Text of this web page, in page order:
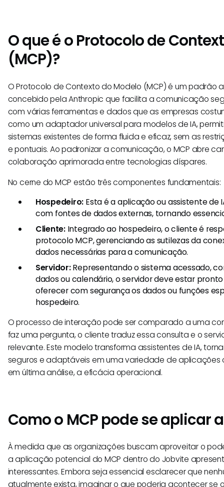
O que é o Protocolo de
(MCP)?
O Protocolo de Contexto do Modelo (MCP) é um padrão
concebido pela Anthropic que facilita a comunicação
com várias ferramentas e dados que as empresas
como um adaptador universal para modelos de IA,
sistemas existentes de forma fluida e eficaz, sem as
e pontuais. Ao padronizar a comunicação, o MCP abre
colaboração aprimorada entre tecnologias díspares.
No cerne do MCP estão três componentes fundamentais:
Hospedeiro: Esta é a aplicação ou assistente de
com fontes de dados externas, tornando
Cliente:Integrado ao hospedeiro, o cliente é
protocolo MCP, gerenciando as sutilezas da
dados necessárias para a comunicação.
Servidor:Representando o sistema acessado,
dados ou calendário, o servidor deve estar
oferecer com segurança os dados ou funções
hospedeiro.
O processo de interação pode ser comparado a uma
faz uma pergunta, o cliente traduz essa consulta e o
relevante. Este modelo transforma assistentes de IA,
seguros e adaptáveis em uma variedade de aplicações
em última análise, a eficácia operacional.
Como o MCP pode se aplicar
À medida que as organizações buscam aproveitar o
a aplicação potencial do MCP dentro do Jobvite
interessantes. Embora seja essencial esclarecer que
atualmente exista, imaginar o que poderia acontecer se